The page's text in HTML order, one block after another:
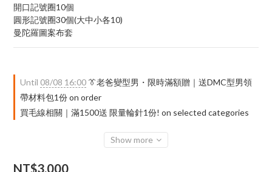
開口記號圈10個
圓形記號圈30個(大中小各10)
曼陀羅圖案布套
Until 08/08 16:00 👔老爸變型男・限時滿額贈｜送DMC型男領
帶材料包1份 on order
買毛線相關｜滿1500送 限量輪針1份! on selected categories
Show more
NT$3,000